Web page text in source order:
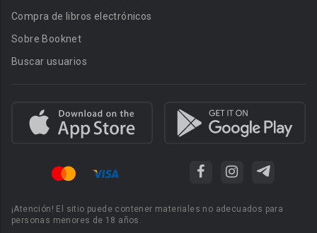
Compra de libros electrónicos
Sobre Booknet
Buscar usuarios
¡Atención! El sitio puede contener materiales no adecuados para
personas menores de 18 años.